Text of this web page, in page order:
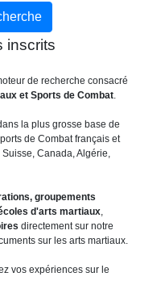
inscrits
de recherche consacré
et Sports de Combat.
la plus grosse base de
de Combat français et
Canada, Algérie,
groupements
d'arts martiaux,
directement sur notre
sur les arts martiaux.
vos expériences sur le